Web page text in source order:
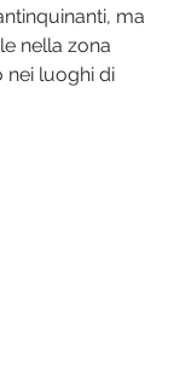
ma
nella zona
nei luoghi di